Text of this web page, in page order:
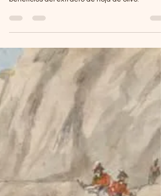
bienestar general, destacando los poderosos
beneficios del extracto de hoja de olivo.